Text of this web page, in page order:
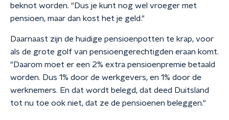
beknot worden. "Dus je kunt nog wel vroeger met
pensioen, maar dan kost het je geld."
Daarnaast zijn de huidige pensioenpotten te krap, voor
als de grote golf van pensioengerechtigden eraan komt.
"Daarom moet er een 2% extra pensioenpremie betaald
worden. Dus 1% door de werkgevers, en 1% door de
werknemers. En dat wordt belegd, dat deed Duitsland
tot nu toe ook niet, dat ze de pensioenen beleggen."